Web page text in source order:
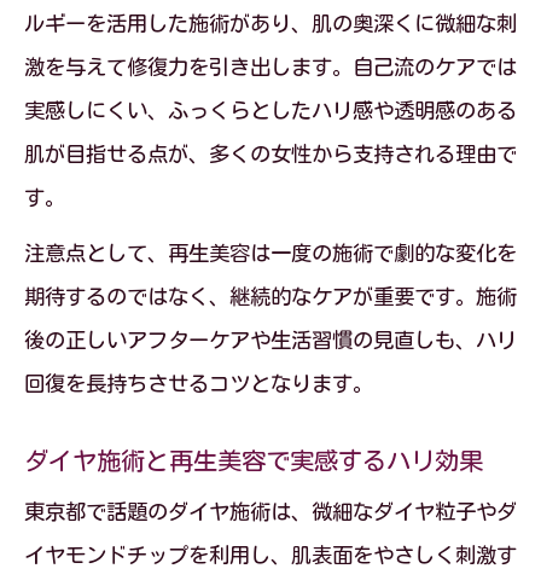
ルギーを活用した施術があり、肌の奥深くに微細な刺
激を与えて修復力を引き出します。自己流のケアでは
実感しにくい、ふっくらとしたハリ感や透明感のある
肌が目指せる点が、多くの女性から支持される理由で
す。
注意点として、再生美容は一度の施術で劇的な変化を
期待するのではなく、継続的なケアが重要です。施術
後の正しいアフターケアや生活習慣の見直しも、ハリ
回復を長持ちさせるコツとなります。
ダイヤ施術と再生美容で実感するハリ効果
東京都で話題のダイヤ施術は、微細なダイヤ粒子やダ
イヤモンドチップを利用し、肌表面をやさしく刺激す